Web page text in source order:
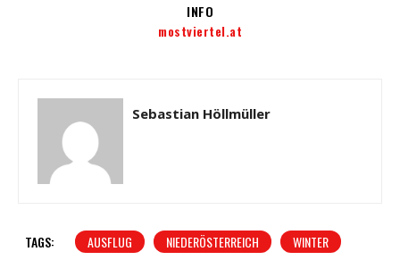
INFO
mostviertel.at
Sebastian Höllmüller
TAGS: AUSFLUG NIEDERÖSTERREICH WINTER